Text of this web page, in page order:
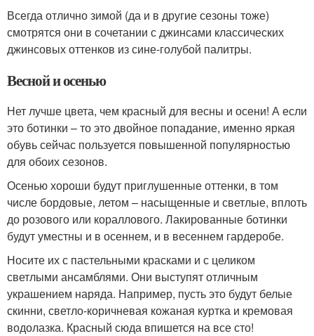
Всегда отлично зимой (да и в другие сезоны тоже)
смотрятся они в сочетании с джинсами классических
джинсовых оттенков из сине-голубой палитры.
Весной и осенью
Нет лучше цвета, чем красный для весны и осени! А если
это ботинки – то это двойное попадание, именно яркая
обувь сейчас пользуется повышенной популярностью
для обоих сезонов.
Осенью хороши будут приглушенные оттенки, в том
числе бордовые, летом – насыщенные и светлые, вплоть
до розового или кораллового. Лакированные ботинки
будут уместны и в осеннем, и в весеннем гардеробе.
Носите их с пастельными красками и с целиком
светлыми ансамблями. Они выступят отличным
украшением наряда. Например, пусть это будут белые
скинни, светло-коричневая кожаная куртка и кремовая
водолазка. Красный сюда впишется на все сто!